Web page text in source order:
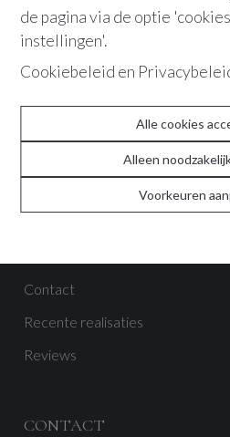
de pagina via de optie
instellingen'.
Cookiebeleid en
Alle cookies
Alleen
Voorkeuren
met ons privacy
ABOUT
Contact
Recente realisaties
Reviews
CONTACT